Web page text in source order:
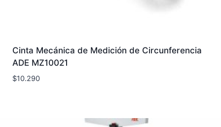
Cinta Mecánica de Medición de Circunferencia
ADE MZ10021
$10.290